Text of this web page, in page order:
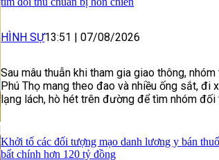
HÌNH SỰ13:51 | 07/08/2026
Sau mâu thuẫn khi tham gia giao thông, nhóm
Phú Thọ mang theo đao và nhiều ống sắt, đi
lạng lách, hò hét trên đường để tìm nhóm đối
Khởi tố các đối tượng mạo danh lương y bán
bất chính hơn 120 tỷ đồng